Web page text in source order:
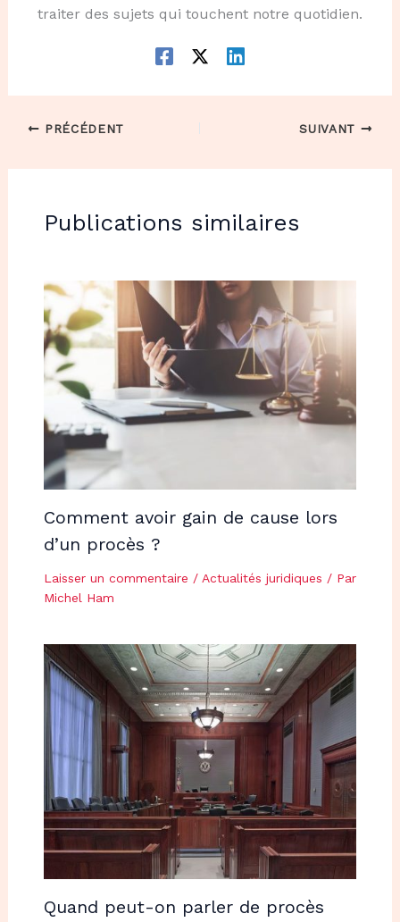
traiter des sujets qui touchent notre quotidien.
PRÉCÉDENT SUIVANT
Publications similaires
Comment avoir gain de cause lors
d’un procès ?
Laisser un commentaire / Actualités juridiques / Par
Michel Ham
Quand peut-on parler de procès